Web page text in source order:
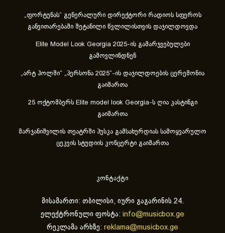
„ფორტუნას“ გენერალური დირექტორი რადიოს სფეროს
განვითარებაში შეტანილი წვლილისთვის დაჯილდოვდა
Elite Model Look Georgia 2025-ის გამარჯვებულები
გამოვლინდნენ
„არტ ჰოლში“ „პერსონა 2025“-ის დაჯილდოების ცერემონია
გაიმართა
25 ოქტომბერს Elite model look Georgia-ს ღია კასტინგი
გაიმართა
მარჯანიშვილის თეატრში პუსკა გამსახურდიას სამოყვარულო
ცეკვის სტუდიის კონცერტი გაიმართა
კონტაქტი
მისამართი: თბილისი, იური გაგარინის 24.
ელექტრონული ფოსტა: info@musicbox.ge
რეკლამა არხზე: reklama@musicbox.ge